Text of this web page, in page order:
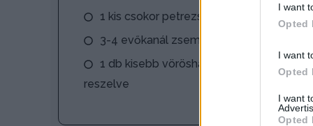
I want
Opted
I want
Opted
I want
Opted
1 kis csokor petrezselyemzöld
3-4 evőkanál zsemlemorzsa
1 db kisebb vöröshagyma
reszelve